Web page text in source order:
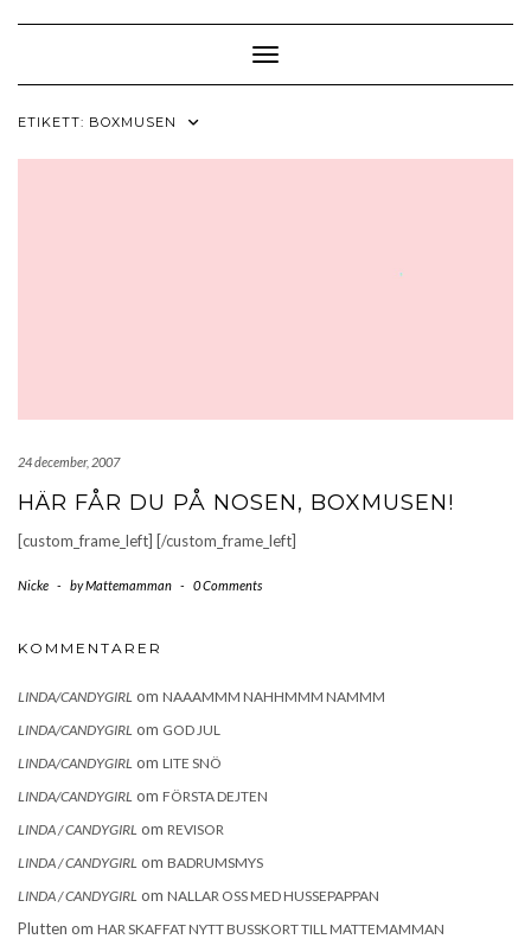
Toggle Navigation
ETIKETT: BOXMUSEN
24 december, 2007
HÄR FÅR DU PÅ NOSEN, BOXMUSEN!
[custom_frame_left] [/custom_frame_left]
Nicke - byMattemamman - 0 Comments
KOMMENTARER
LINDA/CANDYGIRL om NAAAMMM NAHHMMM NAMMM
LINDA/CANDYGIRL om GOD JUL
LINDA/CANDYGIRL om LITE SNÖ
LINDA/CANDYGIRL om FÖRSTA DEJTEN
LINDA / CANDYGIRL om REVISOR
LINDA / CANDYGIRL om BADRUMSMYS
LINDA / CANDYGIRL om NALLAR OSS MED HUSSEPAPPAN
Plutten om HAR SKAFFAT NYTT BUSSKORT TILL MATTEMAMMAN